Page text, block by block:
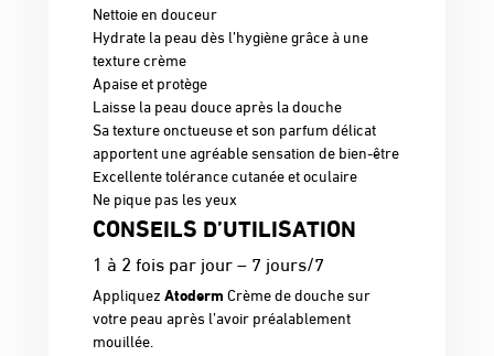
Nettoie en douceur
Hydrate la peau dès l’hygiène grâce à une
texture crème
Apaise et protège
Laisse la peau douce après la douche
Sa texture onctueuse et son parfum délicat
apportent une agréable sensation de bien-être
Excellente tolérance cutanée et oculaire
Ne pique pas les yeux
CONSEILS D’UTILISATION
1 à 2 fois par jour – 7 jours/7
AppliquezAtodermCrème de douche sur
votre peau après l’avoir préalablement
mouillée.